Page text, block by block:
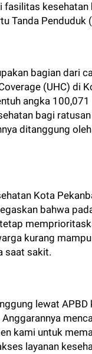
kesehatan
Tanda Penduduk
bagian dari
(UHC) di
angka 100,071
bagi
ditanggung
Kota
bahwa
kurang
saat sakit.
lewat APBD
kami untuk
layanan